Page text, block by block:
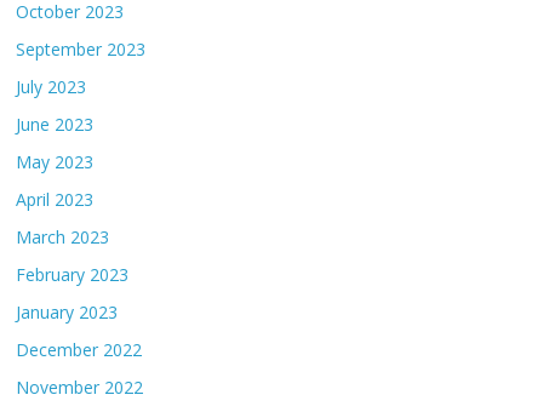
October 2023
September 2023
July 2023
June 2023
May 2023
April 2023
March 2023
February 2023
January 2023
December 2022
November 2022